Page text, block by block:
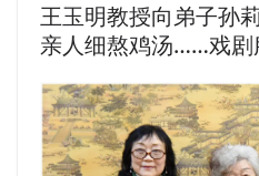
王玉明教授向弟子孙
亲人细熬鸡汤……戏剧